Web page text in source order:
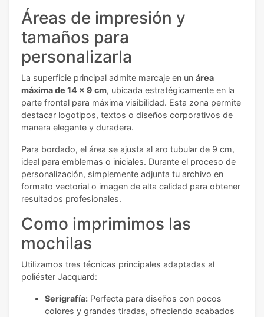
Áreas de impresión y
tamaños para
personalizarla
La superficie principal admite marcaje en un área
máxima de 14 x 9 cm, ubicada estratégicamente en la
parte frontal para máxima visibilidad. Esta zona permite
destacar logotipos, textos o diseños corporativos de
manera elegante y duradera.
Para bordado, el área se ajusta al aro tubular de 9 cm,
ideal para emblemas o iniciales. Durante el proceso de
personalización, simplemente adjunta tu archivo en
formato vectorial o imagen de alta calidad para obtener
resultados profesionales.
Como imprimimos las
mochilas
Utilizamos tres técnicas principales adaptadas al
poliéster Jacquard:
Serigrafía: Perfecta para diseños con pocos
colores y grandes tiradas, ofreciendo acabados